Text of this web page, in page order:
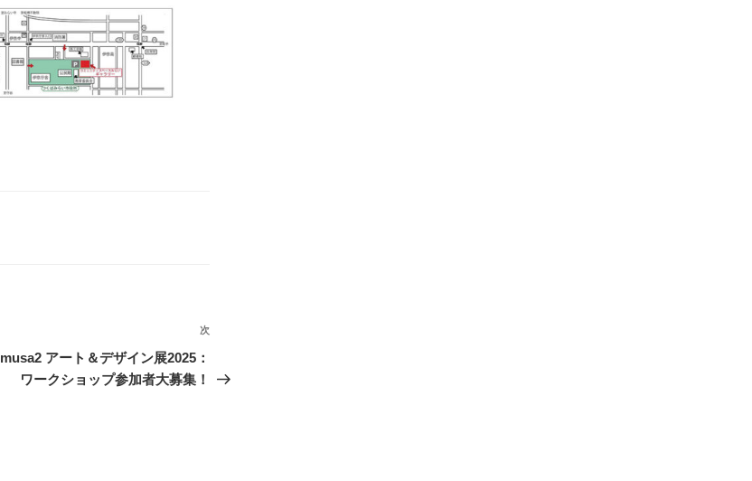
投
次
musa2 アート＆デザイン展2025：
ワークショップ参加者大募集！